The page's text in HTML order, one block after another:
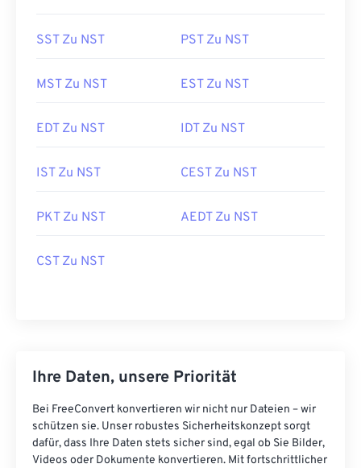
SST Zu NST PST Zu NST
MST Zu NST EST Zu NST
EDT Zu NST IDT Zu NST
IST Zu NST CEST Zu NST
PKT Zu NST AEDT Zu NST
CST Zu NST
Ihre Daten, unsere Priorität
Bei FreeConvert konvertieren wir nicht nur Dateien – wir
schützen sie. Unser robustes Sicherheitskonzept sorgt
dafür, dass Ihre Daten stets sicher sind, egal ob Sie Bilder,
Videos oder Dokumente konvertieren. Mit fortschrittlicher